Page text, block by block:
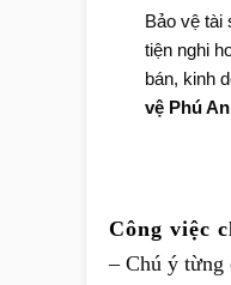
Bảo vệ tài
tiện nghi
bán, kinh
vệ Phú An
Công việc
– Chú ý từng